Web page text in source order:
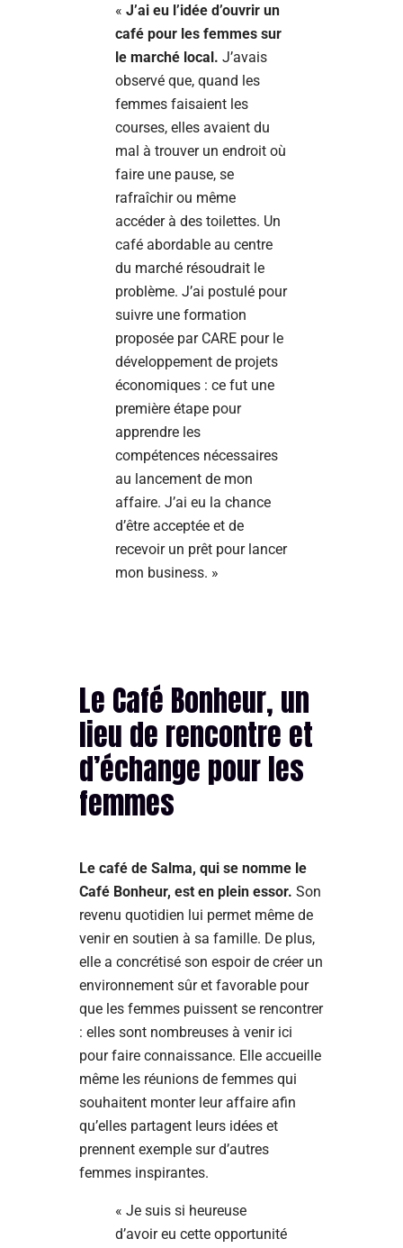
« J’ai eu l’idée d’ouvrir un
café pour les femmes sur
le marché local. J’avais
observé que, quand les
femmes faisaient les
courses, elles avaient du
mal à trouver un endroit où
faire une pause, se
rafraîchir ou même
accéder à des toilettes. Un
café abordable au centre
du marché résoudrait le
problème. J’ai postulé pour
suivre une formation
proposée par CARE pour le
développement de projets
économiques : ce fut une
première étape pour
apprendre les
compétences nécessaires
au lancement de mon
affaire. J’ai eu la chance
d’être acceptée et de
recevoir un prêt pour lancer
mon business. »
Le Café Bonheur, un
lieu de rencontre et
d’échange pour les
femmes
Le café de Salma, qui se nomme le
Café Bonheur, est en plein essor. Son
revenu quotidien lui permet même de
venir en soutien à sa famille. De plus,
elle a concrétisé son espoir de créer un
environnement sûr et favorable pour
que les femmes puissent se rencontrer
: elles sont nombreuses à venir ici
pour faire connaissance. Elle accueille
même les réunions de femmes qui
souhaitent monter leur affaire afin
qu’elles partagent leurs idées et
prennent exemple sur d’autres
femmes inspirantes.
« Je suis si heureuse
d’avoir eu cette opportunité